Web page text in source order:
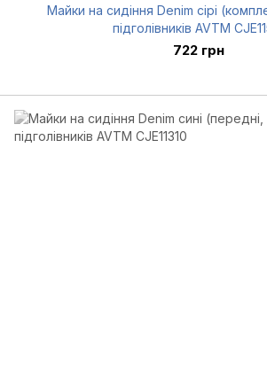
Майки на сидіння Denim сірі
підголівників AVTM
722 грн